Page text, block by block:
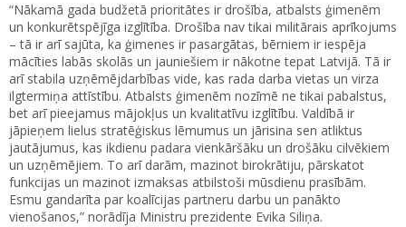
“Nākamā gada budžetā prioritātes ir drošība, atbalsts ģimenēm
un konkurētspējīga izglītība. Drošība nav tikai militārais aprīkojums
– tā ir arī sajūta, ka ģimenes ir pasargātas, bērniem ir iespēja
mācīties labās skolās un jauniešiem ir nākotne tepat Latvijā. Tā ir
arī stabila uzņēmējdarbības vide, kas rada darba vietas un virza
ilgtermiņa attīstību. Atbalsts ģimenēm nozīmē ne tikai pabalstus,
bet arī pieejamus mājokļus un kvalitatīvu izglītību. Valdībā ir
jāpieņem lielus stratēģiskus lēmumus un jārisina sen atliktus
jautājumus, kas ikdienu padara vienkāršāku un drošāku cilvēkiem
un uzņēmējiem. To arī darām, mazinot birokrātiju, pārskatot
funkcijas un mazinot izmaksas atbilstoši mūsdienu prasībām.
Esmu gandarīta par koalīcijas partneru darbu un panākto
vienošanos,” norādīja Ministru prezidente Evika Siliņa.